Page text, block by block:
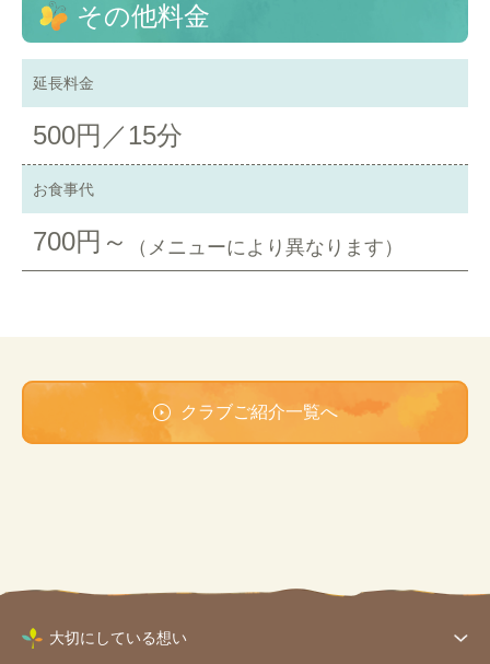
その他料金
延長料金
500円／15分
お食事代
700円～ （メニューにより異なります）
クラブご紹介一覧へ
大切にしている想い